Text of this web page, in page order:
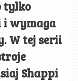
tylko
i wymaga
W tej serii
Shappi